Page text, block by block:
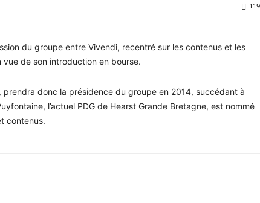
du groupe entre Vivendi, recentré sur les contenus et les
vue de son introduction en bourse.
prendra donc la présidence du groupe en 2014, succédant à
l’actuel PDG de Hearst Grande Bretagne, est nommé
contenus.